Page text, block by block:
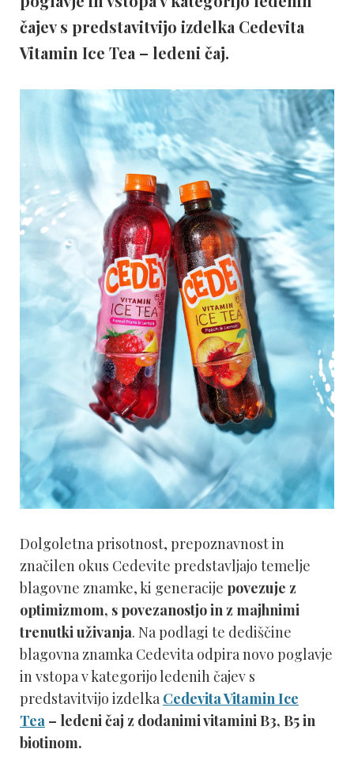
čajev s predstavitvijo izdelka Cedevita
Vitamin Ice Tea – ledeni čaj.
Dolgoletna prisotnost, prepoznavnost in
značilen okus Cedevite predstavljajo temelje
blagovne znamke, ki generacije povezuje z
optimizmom, s povezanostjo in z majhnimi
trenutki uživanja. Na podlagi te dediščine
blagovna znamka Cedevita odpira novo poglavje
in vstopa v kategorijo ledenih čajev s
predstavitvijo izdelka Cedevita Vitamin Ice
Tea – ledeni čaj z dodanimi vitamini B3, B5 in
biotinom.